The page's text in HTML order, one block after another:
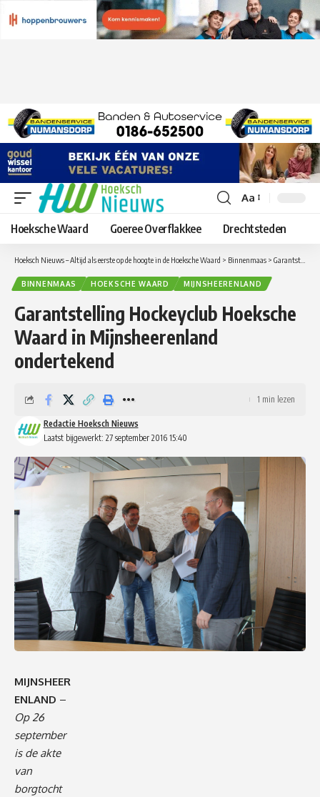
Lettergrootte
aanpassen
Aa
Hoeksche Waard Goeree Overflakkee Drechtsteden
Hoeksch Nieuws – Altijd als eerste op de hoogte in de Hoeksche Waard > Binnenmaas > Garantstelling Hockeyclub Hoeksche Waard in Mijnsheerenland ondertekend
BINNENMAAS HOEKSCHE WAARD MIJNSHEERENLAND
Garantstelling Hockeyclub Hoeksche
Waard in Mijnsheerenland
ondertekend
Laatst bijgewerkt: 27 september 2016 15:40
Redactie Hoeksch Nieuws
1 min lezen
MIJNSHEER
ENLAND –
Op 26
september
is de akte
van
borgtocht